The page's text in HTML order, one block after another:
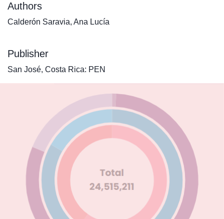
Authors
Calderón Saravia, Ana Lucía
Publisher
San José, Costa Rica: PEN